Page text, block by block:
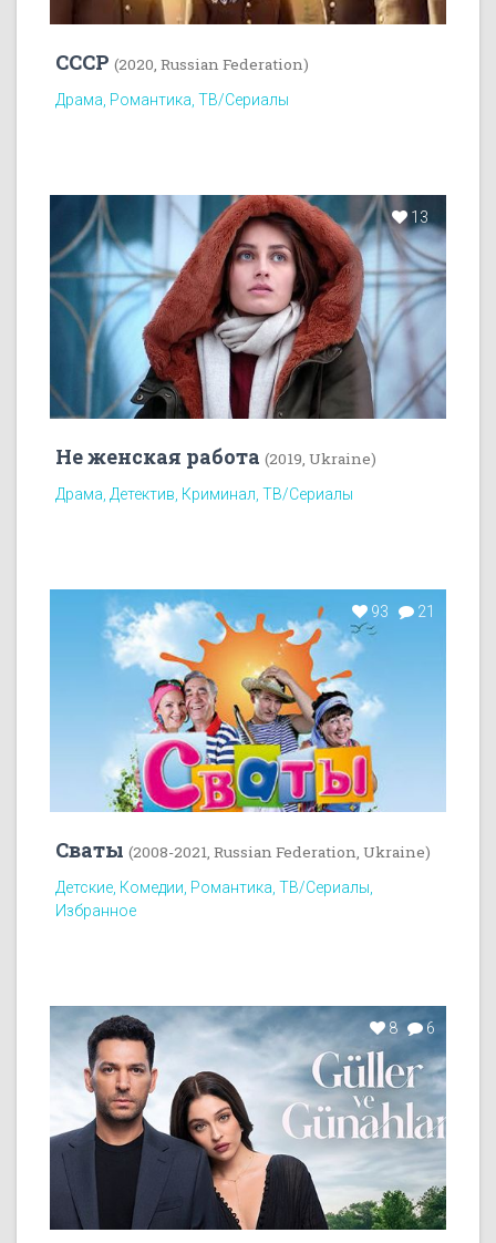
СССР (2020, Russian Federation)
Драма, Романтика, ТВ/Сериалы
13
Не женская работа (2019, Ukraine)
Драма, Детектив, Криминал, ТВ/Сериалы
93 21
Сваты (2008-2021, Russian Federation, Ukraine)
Детские, Комедии, Романтика, ТВ/Сериалы,
Избранное
8 6